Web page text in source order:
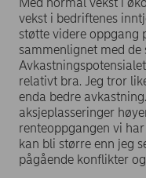
Med normal vekst i
vekst i bedriftenes
støtte videre oppgang
sammenlignet med de
relativt bra. Jeg tror
enda bedre
aksjeplasseringer
renteoppgangen vi
kan bli større enn jeg
pågående konflikter